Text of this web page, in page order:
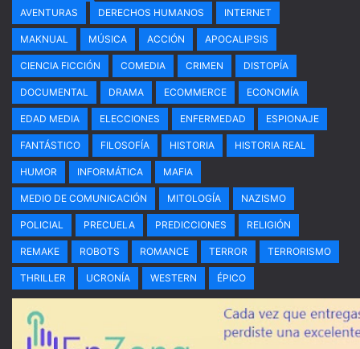
AVENTURAS DERECHOS HUMANOS INTERNET
MAKNUAL MÚSICA ACCIÓN APOCALIPSIS
CIENCIA FICCIÓN COMEDIA CRIMEN DISTOPÍA
DOCUMENTAL DRAMA ECOMMERCE ECONOMÍA
EDAD MEDIA ELECCIONES ENFERMEDAD ESPIONAJE
FANTÁSTICO FILOSOFÍA HISTORIA HISTORIA REAL
HUMOR INFORMÁTICA MAFIA
MEDIO DE COMUNICACIÓN MITOLOGÍA NAZISMO
POLICIAL PRECUELA PREDICCIONES RELIGIÓN
REMAKE ROBOTS ROMANCE TERROR TERRORISMO
THRILLER UCRONÍA WESTERN ÉPICO